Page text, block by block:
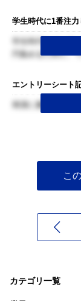
学生時代に1番注力
学生時代にベンチ
円集めるために、
エントリーシート
簡潔に書いた
こ
カテゴリ一覧